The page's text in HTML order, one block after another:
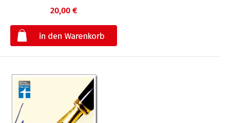
20,00 €